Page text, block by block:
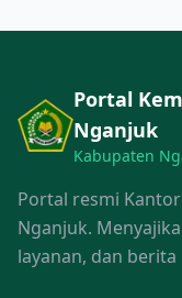
Portal
Nganjuk
Kabupaten
Portal resmi
Nganjuk.
layanan, dan